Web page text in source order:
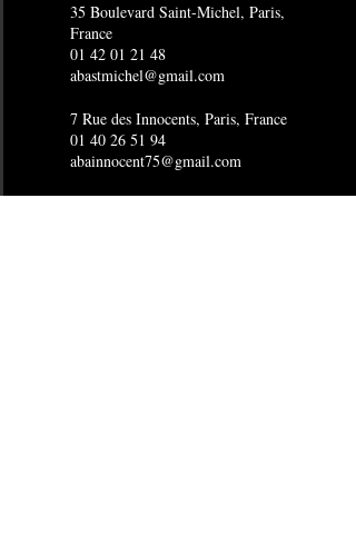
35 Boulevard Saint-Michel, Paris,
France
01 42 01 21 48
abastmichel@gmail.com
7 Rue des Innocents, Paris, France
01 40 26 51 94
abainnocent75@gmail.com